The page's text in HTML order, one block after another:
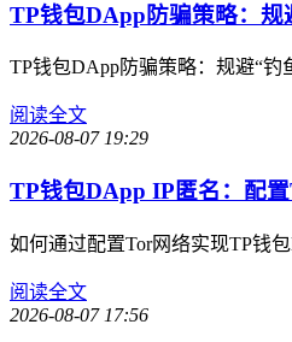
TP钱包DApp防骗策略：
TP钱包DApp防骗策略：规避“
阅读全文
2026-08-07 19:29
TP钱包DApp IP匿名：配
如何通过配置Tor网络实现TP钱
阅读全文
2026-08-07 17:56